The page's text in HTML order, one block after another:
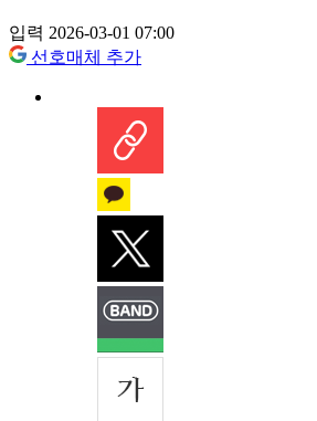
입력 2026-03-01 07:00
선호매체 추가